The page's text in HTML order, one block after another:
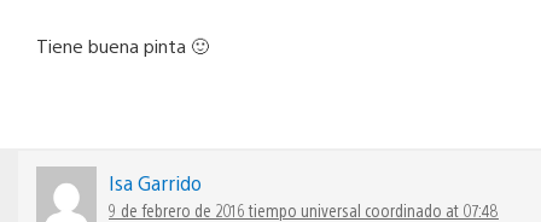
Tiene buena pinta 🙂
Isa Garrido
9 de febrero de 2016 tiempo universal coordinado at 07:48